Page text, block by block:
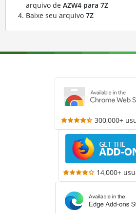
arquivo de AZW4 para 7Z
Baixe seu arquivo 7Z
300,000+
14,000+